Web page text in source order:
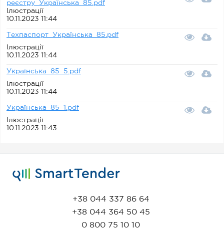
реєстру_Українська_85.pdf
Ілюстрації
10.11.2023 11:44
Техпаспорт_Українська_85.pdf
Ілюстрації
10.11.2023 11:44
Українська_85_5.pdf
Ілюстрації
10.11.2023 11:44
Українська_85_1.pdf
Ілюстрації
10.11.2023 11:43
+38 044 337 86 64
+38 044 364 50 45
0 800 75 10 10